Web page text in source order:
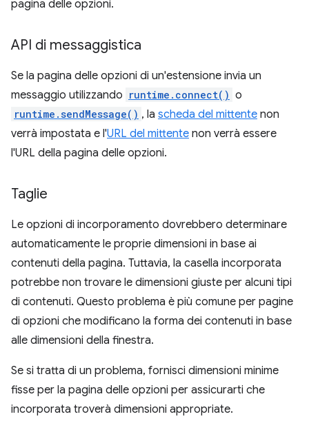
pagina delle opzioni.
API di messaggistica
Se la pagina delle opzioni di un'estensione invia un
messaggio utilizzando runtime.connect() o
runtime.sendMessage() , la scheda del mittente non
verrà impostata e l'URL del mittente non verrà essere
l'URL della pagina delle opzioni.
Taglie
Le opzioni di incorporamento dovrebbero determinare
automaticamente le proprie dimensioni in base ai
contenuti della pagina. Tuttavia, la casella incorporata
potrebbe non trovare le dimensioni giuste per alcuni tipi
di contenuti. Questo problema è più comune per pagine
di opzioni che modificano la forma dei contenuti in base
alle dimensioni della finestra.
Se si tratta di un problema, fornisci dimensioni minime
fisse per la pagina delle opzioni per assicurarti che
incorporata troverà dimensioni appropriate.